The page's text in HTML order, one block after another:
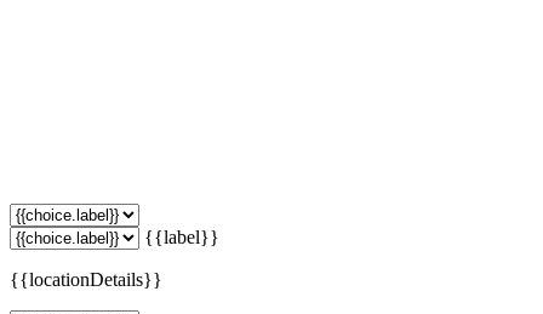
{{label}}
{{locationDetails}}